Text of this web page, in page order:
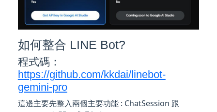
如何整合 LINE Bot?
程式碼：
https://github.com/kkdai/linebot-
gemini-pro
這邊主要先整入兩個主要功能 : ChatSession 跟